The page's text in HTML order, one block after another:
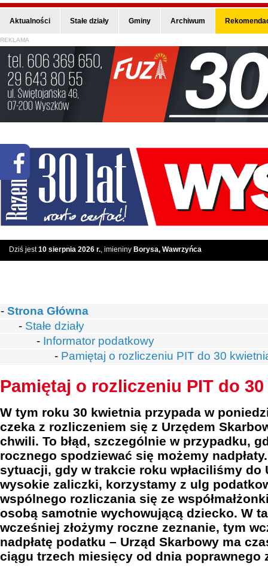
Aktualności Stałe działy Gminy Archiwum
REKLAMA
Dziś jest10 sierpnia 2026 r., imieniny Borysa, Wawrzyńca
- Strona Główna
- Stałe działy
- Informator podatkowy
- Pamiętaj o rozliczeniu PIT do 30
Pamiętaj o rozliczeniu PIT do
W tym roku 30 kwietnia przypada w
czeka z rozliczeniem się z Urzędem
chwili. To błąd, szczególnie w przypadku,
rocznego spodziewać się możemy
sytuacji, gdy w trakcie roku wpłaciliśmy do
wysokie zaliczki, korzystamy z ulg
wspólnego rozliczania się ze
osobą samotnie wychowującą dziecko. W
wcześniej złożymy roczne zeznanie, tym
nadpłatę podatku – Urząd Skarbowy ma
ciągu trzech miesięcy od dnia poprawnego